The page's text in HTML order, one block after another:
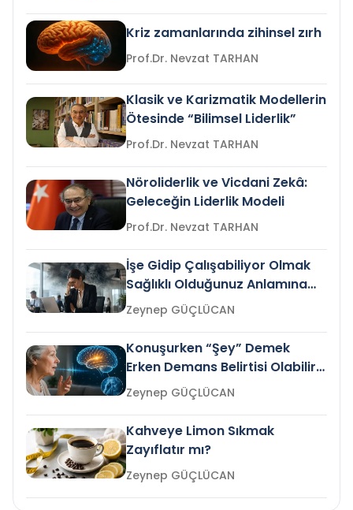
Kriz zamanlarında zihinsel zırh
Prof.Dr. Nevzat TARHAN
Klasik ve Karizmatik Modellerin
Ötesinde “Bilimsel Liderlik”
Prof.Dr. Nevzat TARHAN
Nöroliderlik ve Vicdani Zekâ:
Geleceğin Liderlik Modeli
Prof.Dr. Nevzat TARHAN
İşe Gidip Çalışabiliyor Olmak
Sağlıklı Olduğunuz Anlamına
Gelir mi?Zeynep GÜÇLÜCAN
Konuşurken “Şey” Demek
Erken Demans Belirtisi Olabilir
mi?
Zeynep GÜÇLÜCAN
Kahveye Limon Sıkmak
Zayıflatır mı?
Zeynep GÜÇLÜCAN